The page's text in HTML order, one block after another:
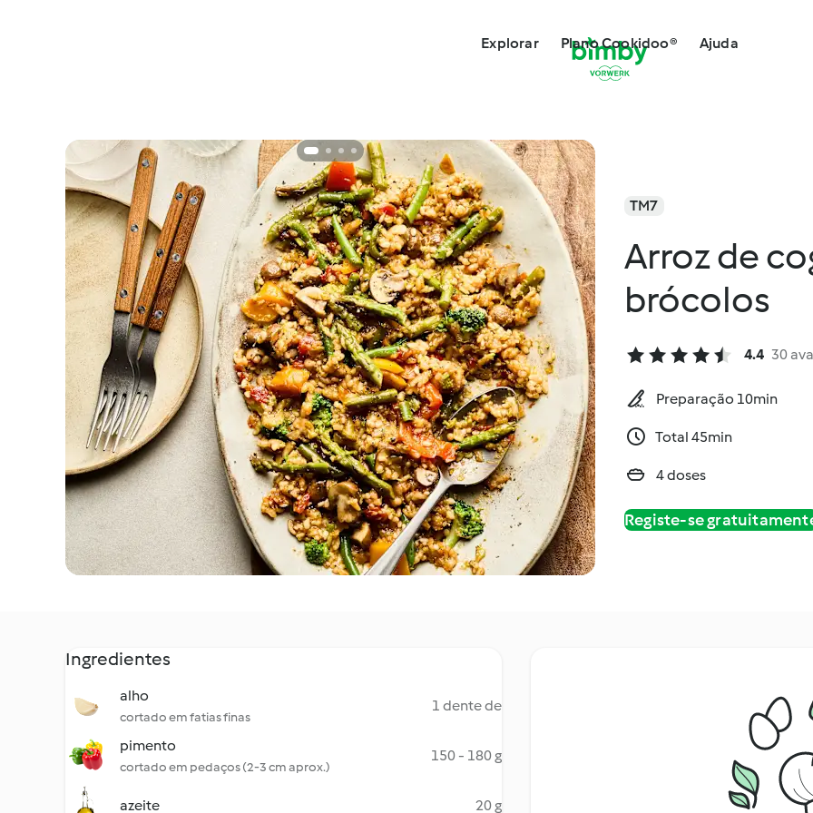
Explorar Plano Cookidoo® Ajuda
TM7
Arroz de
brócolos
4.4 30
Preparação 10min
Total 45min
4 doses
Registe-se
Ingredientes
alho
cortado em fatias finas
1 dente de
pimento
cortado em pedaços (2-3 cm aprox.)
150 - 180 g
azeite 20 g